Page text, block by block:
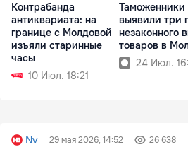
Контрабанда
антиквариата: на
границе с Молдовой
изъяли старинные
часы
10 Июл. 18:21
Таможенники
выявили три
незаконного
товаров в
24 Июл.
Nv 29 мая 2026, 14:52 26 638